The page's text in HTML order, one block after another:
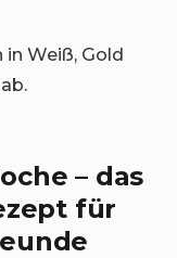
Weiß, Gold
– das
für